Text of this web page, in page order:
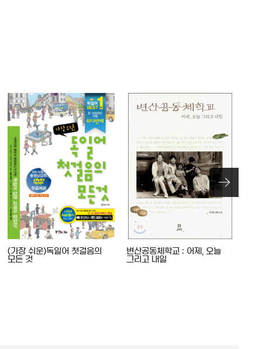
(가장 쉬운)독일어 첫걸음의
모든 것
변산공동체학교 : 어제, 오늘
그리고 내일